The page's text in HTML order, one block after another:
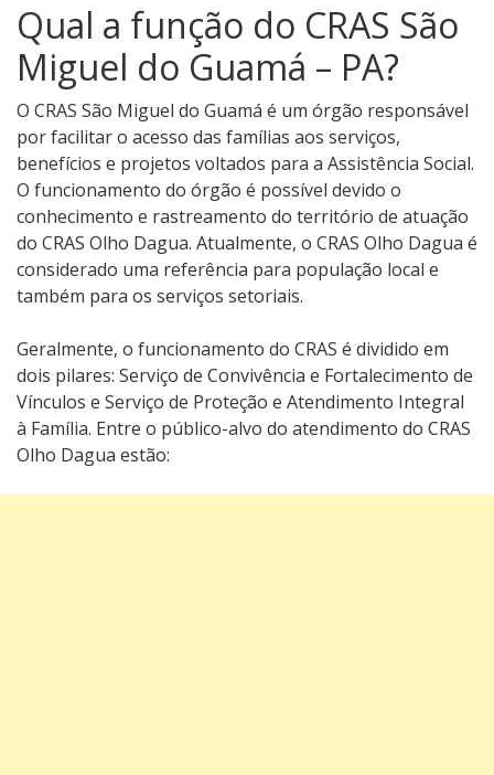
Qual a função do CRAS São
Miguel do Guamá – PA?
O CRAS São Miguel do Guamá é um órgão responsável
por facilitar o acesso das famílias aos serviços,
benefícios e projetos voltados para a Assistência Social.
O funcionamento do órgão é possível devido o
conhecimento e rastreamento do território de atuação
do CRAS Olho Dagua. Atualmente, o CRAS Olho Dagua é
considerado uma referência para população local e
também para os serviços setoriais.
Geralmente, o funcionamento do CRAS é dividido em
dois pilares: Serviço de Convivência e Fortalecimento de
Vínculos e Serviço de Proteção e Atendimento Integral
à Família. Entre o público-alvo do atendimento do CRAS
Olho Dagua estão: